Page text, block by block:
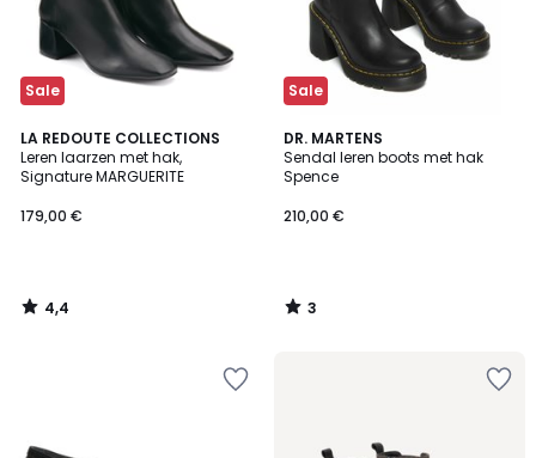
Sale
LA REDOUTE COLLECTIONS
Leren laarzen met hak,
Signature MARGUERITE
179,00 €
4,4
/ 5
4,4
/
Sale
DR. MARTENS
Sendal leren boots met hak
Spence
210,00 €
3
/
5
3
/